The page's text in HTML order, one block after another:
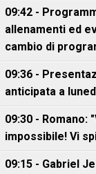
09:42 -
allenamenti ed
cambio di
09:36 -
anticipata a
09:30 - Romano:
impossibile! Vi
09:15 - Gabriel